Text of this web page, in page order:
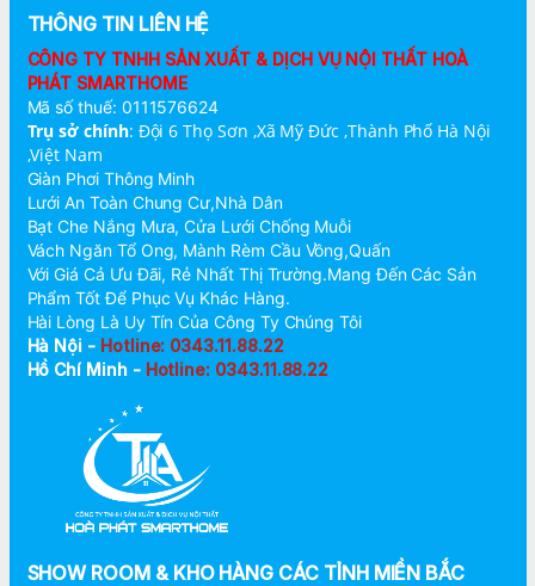
THÔNG TIN LIÊN HỆ
CÔNG TY TNHH SẢN XUẤT & DỊCH VỤ NỘI THẤT HOÀ
PHÁT SMARTHOME
Mã số thuế: 0111576624
Trụ sở chính: Đội 6 Thọ Sơn ,Xã Mỹ Đức ,Thành Phố Hà Nội
,Việt Nam
Giàn Phơi Thông Minh
Lưới An Toàn Chung Cư,Nhà Dân
Bạt Che Nắng Mưa, Cửa Lưới Chống Muỗi
Vách Ngăn Tổ Ong, Mành Rèm Cầu Vồng,Quấn
Với Giá Cả Ưu Đãi, Rẻ Nhất Thị Trường.Mang Đến Các Sản
Phẩm Tốt Để Phục Vụ Khác Hàng.
Hài Lòng Là Uy Tín Của Công Ty Chúng Tôi
Hà Nội - Hotline: 0343.11.88.22
Hồ Chí Minh - Hotline: 0343.11.88.22
SHOW ROOM & KHO HÀNG CÁC TỈNH MIỀN BẮC